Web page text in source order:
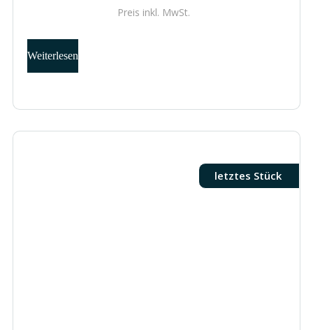
Preis inkl. MwSt.
Weiterlesen
letztes Stück